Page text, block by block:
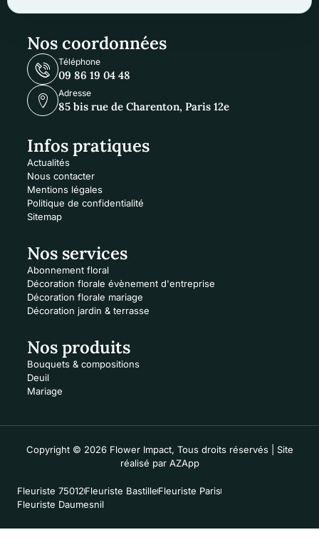
Nos coordonnées
Téléphone
09 86 19 04 48
Adresse
85 bis rue de Charenton, Paris 12e
Infos pratiques
Actualités
Nous contacter
Mentions légales
Politique de confidentialité
Sitemap
Nos services
Abonnement floral
Décoration florale évènement d'entreprise
Décoration florale mariage
Décoration jardin & terrasse
Nos produits
Bouquets & compositions
Deuil
Mariage
Copyright © 2026 Flower Impact, Tous droits réservés | Site
réalisé par AZApp
Fleuriste 75012Fleuriste BastilleFleuriste Paris
Fleuriste Daumesnil